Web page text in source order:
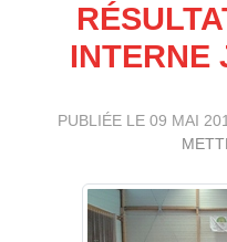
INTERNE
PUBLIÉE LE 09 MAI